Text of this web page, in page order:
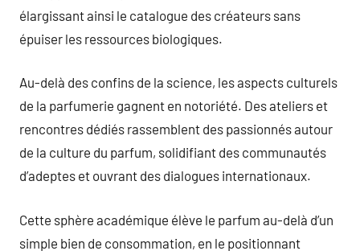
élargissant ainsi le catalogue des créateurs sans
épuiser les ressources biologiques.
Au-delà des confins de la science, les aspects culturels
de la parfumerie gagnent en notoriété. Des ateliers et
rencontres dédiés rassemblent des passionnés autour
de la culture du parfum, solidifiant des communautés
d’adeptes et ouvrant des dialogues internationaux.
Cette sphère académique élève le parfum au-delà d’un
simple bien de consommation, en le positionnant